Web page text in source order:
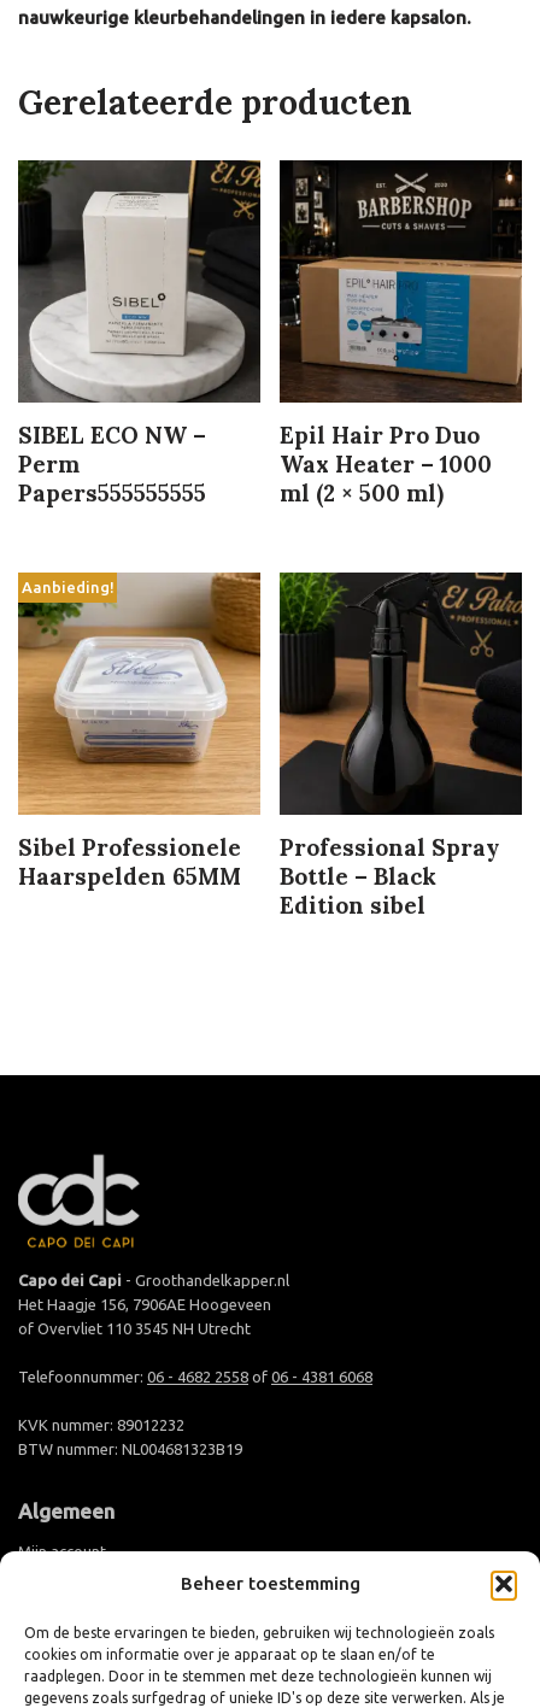
Beheer toestemming
Om de beste ervaringen te bieden, gebruiken wij technologieën zoals
cookies om informatie over je apparaat op te slaan en/of te
raadplegen. Door in te stemmen met deze technologieën kunnen wij
gegevens zoals surfgedrag of unieke ID's op deze site verwerken. Als je
nauwkeurige kleurbehandelingen in iedere kapsalon.
Gerelateerde producten
SIBEL ECO NW –
Perm
Papers555555555
Epil Hair Pro Duo
Wax Heater – 1000
ml (2 × 500 ml)
Aanbieding!
Sibel Professionele
Haarspelden 65MM
Professional Spray
Bottle – Black
Edition sibel
Capo dei Capi - Groothandelkapper.nl
Het Haagje 156, 7906AE Hoogeveen
of Overvliet 110 3545 NH Utrecht
Telefoonnummer: 06 - 4682 2558 of 06 - 4381 6068
KVK nummer: 89012232
BTW nummer: NL004681323B19
Algemeen
Mijn account
Groothandel aanmelden
Levertijd en verzending
Retouren en ruilen
Algemene voorwaarden